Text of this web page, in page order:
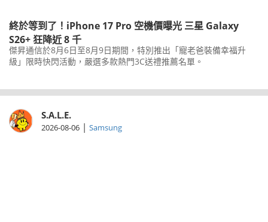
終於等到了！iPhone 17 Pro 空機價曝光 三星 Galaxy
S26+ 狂降近 8 千
傑昇通信於8月6日至8月9日期間，特別推出「寵老爸裝備幸福升
級」限時快閃活動，嚴選多款熱門3C送禮推薦名單。
S.A.L.E.
2026-08-06 | Samsung